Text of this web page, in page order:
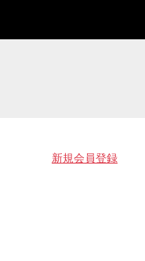
新規会員登録